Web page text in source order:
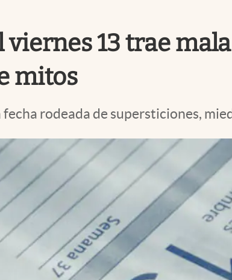
viernes 13 trae
mitos
fecha rodeada de supersticiones,